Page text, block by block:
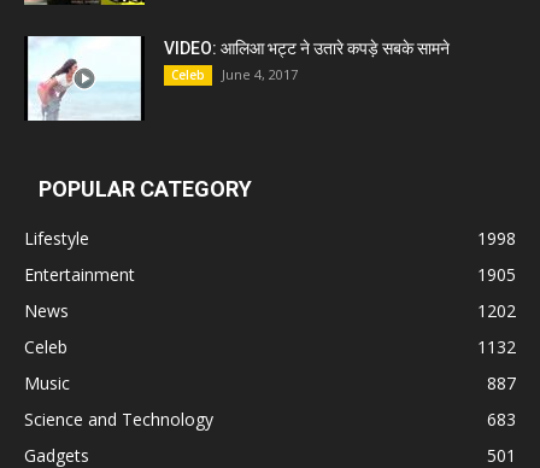
VIDEO: आलिआ भट्ट ने उतारे कपड़े सबके सामने
Celeb June 4, 2017
POPULAR CATEGORY
Lifestyle
1998
Entertainment
1905
News
1202
Celeb
1132
Music
887
Science and Technology
683
Gadgets
501